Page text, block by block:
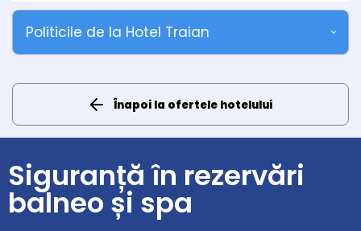
Politicile de la Hotel Traian
Înapoi la ofertele hotelului
Siguranță în rezervări
balneo și spa